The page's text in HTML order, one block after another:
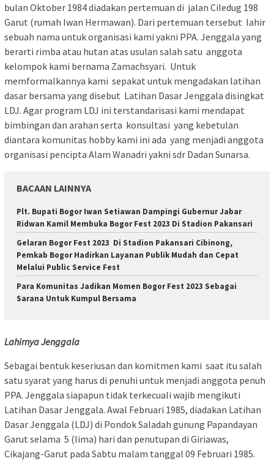
bulan Oktober 1984 diadakan pertemuan di jalan Ciledug 198
Garut (rumah Iwan Hermawan). Dari pertemuan tersebut lahir
sebuah nama untuk organisasi kami yakni PPA. Jenggala yang
berarti rimba atau hutan atas usulan salah satu anggota
kelompok kami bernama Zamachsyari. Untuk
memformalkannya kami sepakat untuk mengadakan latihan
dasar bersama yang disebut Latihan Dasar Jenggala disingkat
LDJ. Agar program LDJ ini terstandarisasi kami mendapat
bimbingan dan arahan serta konsultasi yang kebetulan
diantara komunitas hobby kami ini ada yang menjadi anggota
organisasi pencipta Alam Wanadri yakni sdr Dadan Sunarsa.
BACAAN LAINNYA
Plt. Bupati Bogor Iwan Setiawan Dampingi Gubernur Jabar
Ridwan Kamil Membuka Bogor Fest 2023 Di Stadion Pakansari
Gelaran Bogor Fest 2023 Di Stadion Pakansari Cibinong,
Pemkab Bogor Hadirkan Layanan Publik Mudah dan Cepat
Melalui Public Service Fest
Para Komunitas Jadikan Momen Bogor Fest 2023 Sebagai
Sarana Untuk Kumpul Bersama
Lahirnya Jenggala
Sebagai bentuk keseriusan dan komitmen kami saat itu salah
satu syarat yang harus di penuhi untuk menjadi anggota penuh
PPA. Jenggala siapapun tidak terkecuali wajib mengikuti
Latihan Dasar Jenggala. Awal Februari 1985, diadakan Latihan
Dasar Jenggala (LDJ) di Pondok Saladah gunung Papandayan
Garut selama 5 (lima) hari dan penutupan di Giriawas,
Cikajang-Garut pada Sabtu malam tanggal 09 Februari 1985.